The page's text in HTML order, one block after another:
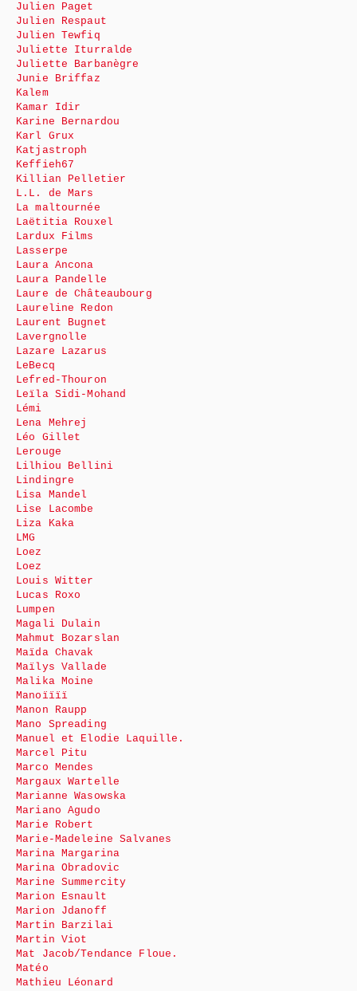
Julien Paget
Julien Respaut
Julien Tewfiq
Juliette Iturralde
Juliette Barbanègre
Junie Briffaz
Kalem
Kamar Idir
Karine Bernardou
Karl Grux
Katjastroph
Keffieh67
Killian Pelletier
L.L. de Mars
La maltournée
Laëtitia Rouxel
Lardux Films
Lasserpe
Laura Ancona
Laura Pandelle
Laure de Châteaubourg
Laureline Redon
Laurent Bugnet
Lavergnolle
Lazare Lazarus
LeBecq
Lefred-Thouron
Leïla Sidi-Mohand
Lémi
Lena Mehrej
Léo Gillet
Lerouge
Lilhiou Bellini
Lindingre
Lisa Mandel
Lise Lacombe
Liza Kaka
LMG
Loez
Loez
Louis Witter
Lucas Roxo
Lumpen
Magali Dulain
Mahmut Bozarslan
Maïda Chavak
Maïlys Vallade
Malika Moine
Manoïïïï
Manon Raupp
Mano Spreading
Manuel et Elodie Laquille.
Marcel Pitu
Marco Mendes
Margaux Wartelle
Marianne Wasowska
Mariano Agudo
Marie Robert
Marie-Madeleine Salvanes
Marina Margarina
Marina Obradovic
Marine Summercity
Marion Esnault
Marion Jdanoff
Martin Barzilai
Martin Viot
Mat Jacob/Tendance Floue.
Matéo
Mathieu Léonard